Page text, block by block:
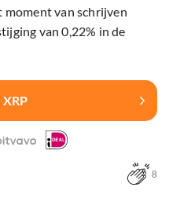
van schrijven
van 0,22% in de
XRP
8